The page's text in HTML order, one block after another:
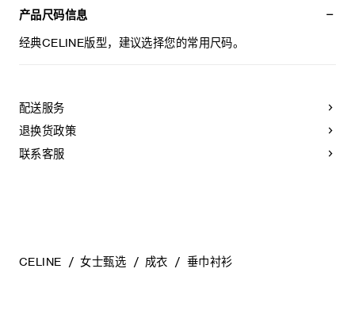
纽扣袖口
6枚镌刻CELINE PARIS字样的珍珠母贝纽扣
袖口饰1枚镌刻CELINE PARIS字样的珍珠母贝纽扣
仅使用不含漂白剂的洗衣产品。
最高熨烫温度：110°C / 230°F
产品尺码信息
经典CELINE版型，建议选择您的常用尺码。
配送服务
退换货政策
联系客服
CELINE 女士甄选 成衣 垂巾衬衫